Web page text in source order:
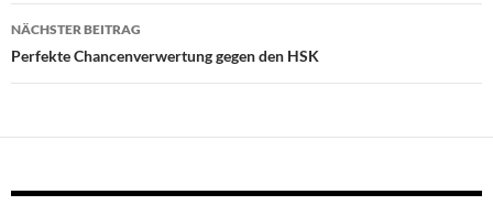
NÄCHSTER BEITRAG
Perfekte Chancenverwertung gegen den HSK